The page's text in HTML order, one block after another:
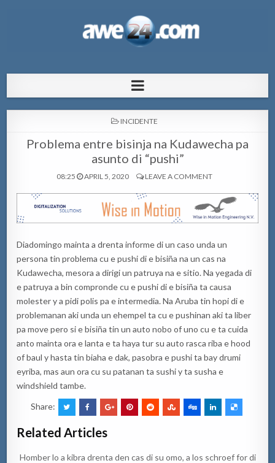
pa Aruba
POSTED
INCIDENTE
Problema entre bisinja na Kudawecha pa
asunto di “pushi”
08:25 APRIL 5, 2020 LEAVE A COMMENT
Diadomingo mainta a drenta informe di un caso unda un
persona tin problema cu e pushi di e bisiña na un cas na
Kudawecha, mesora a dirigi un patruya na e sitio. Na yegada di
e patruya a bin compronde cu e pushi di e bisiña ta causa
molester y a pidi polis pa e intermedia. Na Aruba tin hopi di e
problemanan aki unda un ehempel ta cu e pushinan aki ta liber
pa move pero si e bisiña tin un auto nobo of uno cu e ta cuida
anto mainta ora e lanta e ta haya tur su auto rasca riba e hood
of baul y hasta tin biaha e dak, pasobra e pushi ta bay drumi
eyriba, mas aun ora cu su patanan ta sushi y ta susha e
windshield tambe.
Share:
Related Articles
Homber lo a kibra drenta den cas di su omo, a los schroef for di